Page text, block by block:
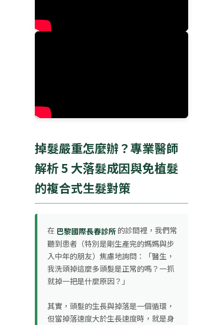
掉髮嚴重怎麼辦？專業醫師
解析 5 大落髮成因與免植髮
的複合式生髮對策
在 巴黎國際長春診所的診間裡，我們常
聽到患者（特別是剛生產完的媽媽與步
入中年的朋友）焦慮地詢問：「醫生，
我洗頭掉這麼多頭髮是正常的嗎？一抓
就掉一把是什麼原因？」
其實，頭髮的生長與掉落是一個循環，
但當掉落速度大於生長速度時，就是身